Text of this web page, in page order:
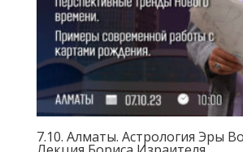
7.10. Алматы. Астрология Эры